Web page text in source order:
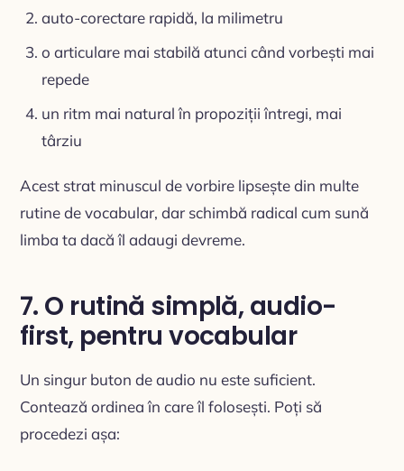
auto-corectare rapidă, la milimetru
o articulare mai stabilă atunci când vorbești mai
repede
un ritm mai natural în propoziții întregi, mai
târziu
Acest strat minuscul de vorbire lipsește din multe
rutine de vocabular, dar schimbă radical cum sună
limba ta dacă îl adaugi devreme.
7. O rutină simplă, audio-
first, pentru vocabular
Un singur buton de audio nu este suficient.
Contează ordinea în care îl folosești. Poți să
procedezi așa: